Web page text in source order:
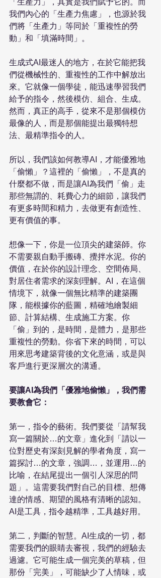
「生產力」，其實是我們賦予它的。而
我們內心的「生產力焦慮」，也源於我
們將「生產力」等同於「重複性的勞
動」和「填滿時間」。
生成式AI最迷人的地方，在於它能把我
們從機械性的、重複性的工作中解放出
來。它就像一個學徒，能迅速學習我們
給予的指令，然後模仿、組合、生成。
然而，真正的高手，從來不是那個模仿
最像的人，而是那個能提出最獨特想
法、最精準指令的人。
所以，我們該如何教導AI，才能優雅地
「偷懶」？這裡的「偷懶」，不是真的
什麼都不做，而是讓AI為我們「偷」走
那些無謂的、耗費心力的細節，讓我們
有更多時間和精力，去做更有創造性、
更有價值的事。
想像一下，你是一位頂尖的建築師。你
不需要親自動手搬磚、攪拌水泥。你的
價值，在於你的設計理念、空間佈局、
對居住者需求的深刻理解。AI，在這個
情境下，就像一個無比精準的建築團
隊，能根據你的藍圖，精確地繪製細
節、計算結構、生成施工方案。你
「偷」到的，是時間，是體力，是那些
重複性的勞動。你省下來的時間，可以
用來思考建築背後的文化意涵，或是與
客戶進行更深層次的溝通。
要讓AI為我們「優雅地偷懶」，我們需
要教會它：
第一，指令的藝術。我們要從「請幫我
寫一篇關於…的文章」進化到「請以一
位對歷史有深刻見解的學者角度，寫一
篇探討…的文章，強調…，並運用…的
比喻，在結尾提出一個引人深思的問
題」。這需要我們對自己的目標、想傳
達的情感、期望的風格有清晰的認知。
AI是工具，指令越精準，工具越好用。
第二，判斷的智慧。AI生成的一切，都
需要我們的眼睛去審視，我們的經驗去
過濾。它可能生成一個完美的草稿，但
那份「完美」，可能缺少了人情味，或